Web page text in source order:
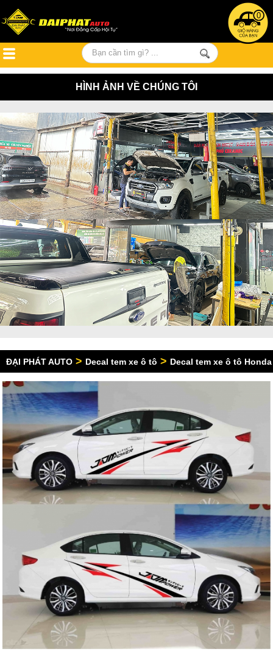
0
HÌNH ẢNH VỀ CHÚNG TÔI
ĐẠI PHÁT AUTO > Decal tem xe ô tô > Decal tem xe ô tô Honda